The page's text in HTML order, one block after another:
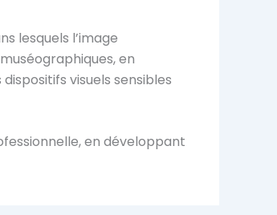
lesquels l’image
en
visuels sensibles
en développant